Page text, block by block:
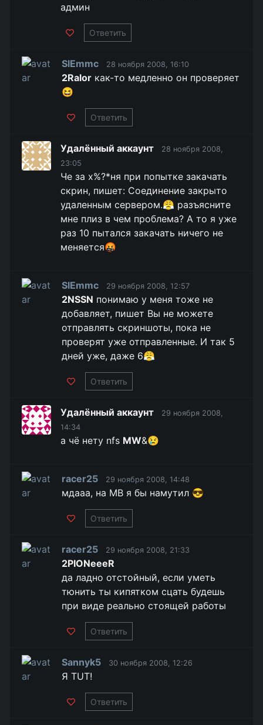
админ
Ответить
SlEmmc 28 ноября 2008, 16:10
2Ralor как-то медленно он проверяет
😆
Ответить
Удалённый аккаунт
28 ноября 2008,
23:05
Че за х%?*ня при попытке закачать
скрин, пишет: Соединение закрыто
удаленным сервером.😤 разъясните
мне плиз в чем проблема? А то я уже
раз 10 пытался закачать ничего не
меняется🤬
SlEmmc 29 ноября 2008, 12:57
2NSSN понимаю у меня тоже не
добавляет, пишет Вы не можете
отправлять скриншоты, пока не
проверят уже отправленные. И так 5
дней уже, даже 6😤
Ответить
Удалённый аккаунт
29 ноября 2008,
14:34
а чё нету nfs MW&😢
racer25 29 ноября 2008, 14:48
мдааа, на МВ я бы намутил 😎
Ответить
racer25 29 ноября 2008, 21:33
2PIONeeeR
да ладно отстойный, если уметь
тюнить ты кипятком сцать будешь
при виде реально стоящей работы
Ответить
Sannyk5 30 ноября 2008, 12:26
Я TUT!
Ответить